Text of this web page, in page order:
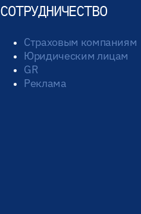
СОТРУДНИЧЕСТВО
Страховым компаниям
Юридическим лицам
GR
Реклама